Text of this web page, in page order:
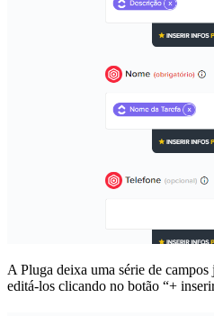
A Pluga deixa uma série de
editá-los clicando no botão “+